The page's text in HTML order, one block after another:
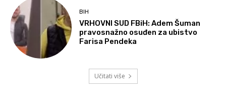
BIH
VRHOVNI SUD FBiH: Adem Šuman
pravosnažno osuđen za ubistvo
Farisa Pendeka
Učitati više